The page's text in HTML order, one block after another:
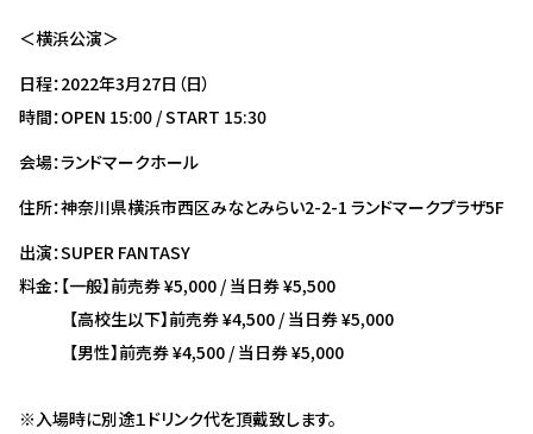
＜横浜公演＞
日程：2022年3月27日（日）
時間：OPEN 15:00 / START 15:30
会場：ランドマークホール
住所：神奈川県横浜市西区みなとみらい2-2-1 ランドマークプラザ5F
出演：SUPER FANTASY
料金：【一般】前売券 ¥5,000 / 当日券 ¥5,500
【高校生以下】前売券 ¥4,500 / 当日券 ¥5,000
【男性】前売券 ¥4,500 / 当日券 ¥5,000
※入場時に別途１ドリンク代を頂戴致します。